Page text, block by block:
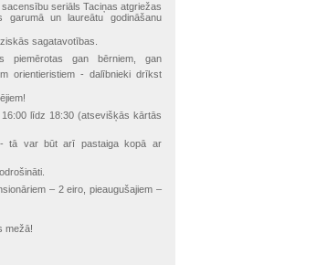
seriāls Taciņas atgriežas
un laureātu godināšanu
sagatavotības.
piemērotas gan bērniem, gan
orientieristiem - dalībnieki drīkst
līdz 18:30 (atsevišķās kārtās
tā var būt arī pastaiga kopā ar
– 2 eiro, pieaugušajiem –
mežā!